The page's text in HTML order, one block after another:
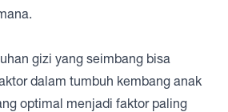
gizi yang seimbang bisa
dalam tumbuh kembang anak
optimal menjadi faktor paling